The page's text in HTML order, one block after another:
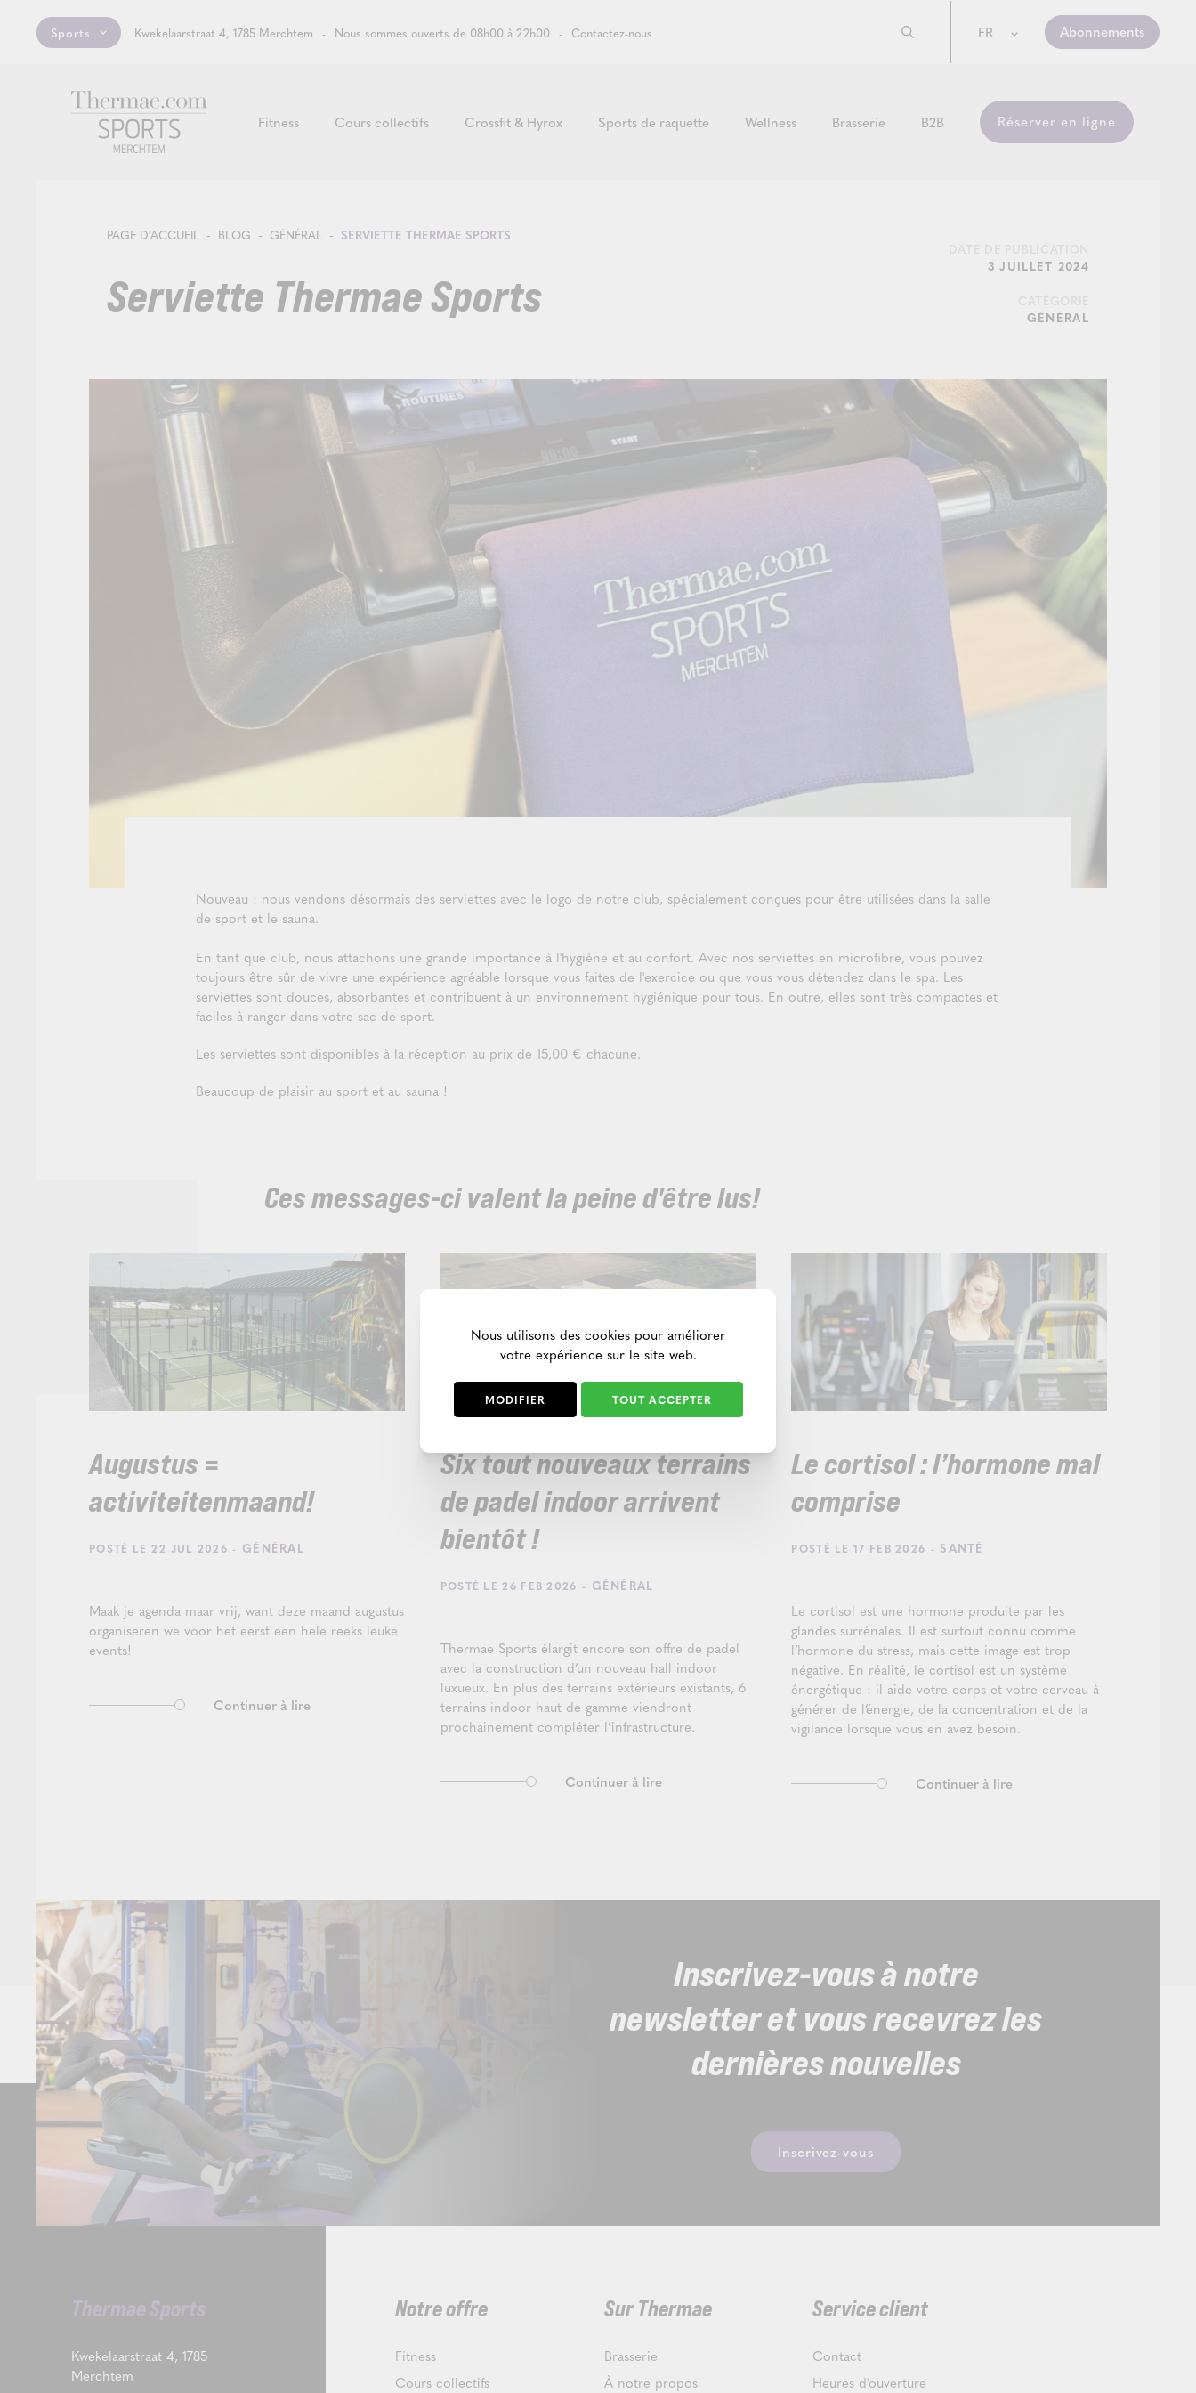
Sports Kwekelaarstraat 4, 1785 Merchtem Nous sommes ouverts de 08h00 à 22h00 Contactez-nous FR Abonnements
Fitness Cours collectifs Crossfit & Hyrox Sports de raquette Wellness Brasserie B2B Réserver en ligne
PAGE D'ACCUEIL BLOG GÉNÉRAL SERVIETTE THERMAE SPORTS
Serviette Thermae Sports
3 JUILLET 2024
GÉNÉRAL
Nouveau : nous vendons désormais des serviettes avec le logo de notre club, spécialement conçues pour être utilisées dans la salle
de sport et le sauna.
En tant que club, nous attachons une grande importance à l'hygiène et au confort. Avec nos serviettes en microfibre, vous pouvez
toujours être sûr de vivre une expérience agréable lorsque vous faites de l'exercice ou que vous vous détendez dans le spa. Les
serviettes sont douces, absorbantes et contribuent à un environnement hygiénique pour tous. En outre, elles sont très compactes et
faciles à ranger dans votre sac de sport.
Les serviettes sont disponibles à la réception au prix de 15,00 € chacune.
Beaucoup de plaisir au sport et au sauna !
Ces messages-ci valent la peine d'être lus!
Augustus =
activiteitenmaand!
POSTÉ LE 22 JUL 2026 - GÉNÉRAL
Maak je agenda maar vrij, want deze maand augustus
organiseren we voor het eerst een hele reeks leuke
events!
Continuer à lire
Six tout nouveaux terrains
de padel indoor arrivent
bientôt !
POSTÉ LE 26 FEB 2026 - GÉNÉRAL
Thermae Sports élargit encore son offre de padel
avec la construction d’un nouveau hall indoor
luxueux. En plus des terrains extérieurs existants, 6
terrains indoor haut de gamme viendront
prochainement compléter l’infrastructure.
Continuer à lire
Le cortisol : l’hormone mal
comprise
POSTÉ LE 17 FEB 2026 - SANTÉ
Le cortisol est une hormone produite par les
glandes surrénales. Il est surtout connu comme
l’hormone du stress, mais cette image est trop
négative. En réalité, le cortisol est un système
énergétique : il aide votre corps et votre cerveau à
générer de l’énergie, de la concentration et de la
vigilance lorsque vous en avez besoin.
Continuer à lire
Inscrivez-vous à notre
newsletter et vous recevrez les
dernières nouvelles
Inscrivez-vous
Thermae Sports
Kwekelaarstraat 4, 1785
Merchtem
Notre offre
Fitness
Cours collectifs
Sur Thermae
Brasserie
À notre propos
Service client
Contact
Heures d'ouverture
Nous utilisons des cookies pour améliorer
votre expérience sur le site web.
MODIFIER TOUT ACCEPTER